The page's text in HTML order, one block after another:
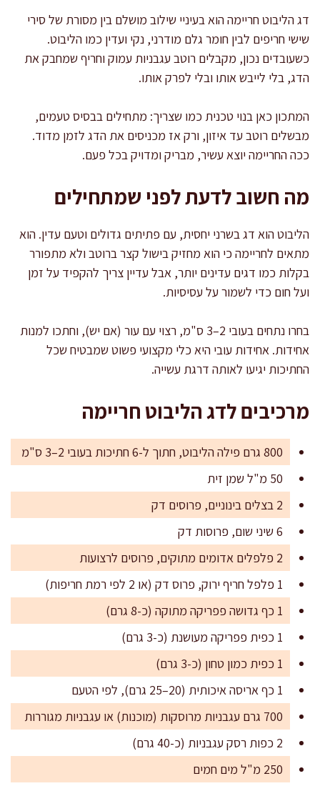
דג הליבוט חריימה הוא בעיניי שילוב מושלם בין מסורת של סירי
שישי חריפים לבין חומר גלם מודרני, נקי ועדין כמו הליבוט.
כשעובדים נכון, מקבלים רוטב עגבניות עמוק וחריף שמחבק את
הדג, בלי לייבש אותו ובלי לפרק אותו.
המתכון כאן בנוי טכנית כמו שצריך: מתחילים בבסיס טעמים,
מבשלים רוטב עד איזון, ורק אז מכניסים את הדג לזמן מדוד.
ככה החריימה יוצא עשיר, מבריק ומדויק בכל פעם.
מה חשוב לדעת לפני שמתחילים
הליבוט הוא דג בשרני יחסית, עם פתיתים גדולים וטעם עדין. הוא
מתאים לחריימה כי הוא מחזיק בישול קצר ברוטב ולא מתפורר
בקלות כמו דגים עדינים יותר, אבל עדיין צריך להקפיד על זמן
ועל חום כדי לשמור על עסיסיות.
בחרו נתחים בעובי 2–3 ס"מ, רצוי עם עור (אם יש), וחתכו למנות
אחידות. אחידות עובי היא כלי מקצועי פשוט שמבטיח שכל
החתיכות יגיעו לאותה דרגת עשייה.
מרכיבים לדג הליבוט חריימה
800 גרם פילה הליבוט, חתוך ל-6 חתיכות בעובי 2–3 ס"מ
50 מ"ל שמן זית
2 בצלים בינוניים, פרוסים דק
6 שיני שום, פרוסות דק
2 פלפלים אדומים מתוקים, פרוסים לרצועות
1 פלפל חריף ירוק, פרוס דק (או 2 לפי רמת חריפות)
1 כף גדושה פפריקה מתוקה (כ-8 גרם)
1 כפית פפריקה מעושנת (כ-3 גרם)
1 כפית כמון טחון (כ-3 גרם)
1 כף אריסה איכותית (20–25 גרם), לפי הטעם
700 גרם עגבניות מרוסקות (מוכנות) או עגבניות מגוררות
2 כפות רסק עגבניות (כ-40 גרם)
250 מ"ל מים חמים